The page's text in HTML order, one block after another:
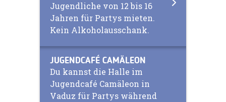
Jugendliche von 12 bis 16
Jahren für Partys mieten.
Kein Alkoholausschank.
JUGENDCAFÉ CAMÄLEON
Du kannst die Halle im
Jugendcafé Camäleon in
Vaduz für Partys während